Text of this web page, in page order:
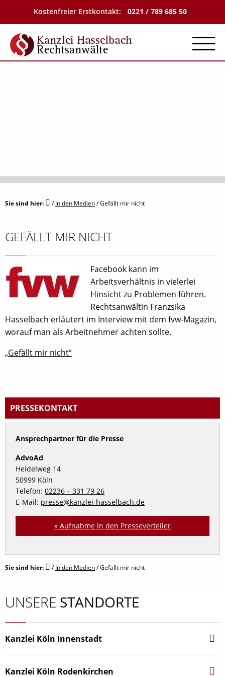
Kostenfreier Erstkontakt: 0221 / 789 685 50
Sie sind hier: /In den Medien/Gefällt mir nicht
GEFÄLLT MIR NICHT
Facebook kann im
Arbeitsverhältnis in vielerlei
Hinsicht zu Problemen führen.
Rechtsanwältin Franzsika
Hasselbach erläutert im Interview mit dem fvw-Magazin,
worauf man als Arbeitnehmer achten sollte.
„Gefällt mir nicht“
PRESSEKONTAKT
Ansprechpartner für die Presse
AdvoAd
Heidelweg 14
50999 Köln
Telefon: 02236 – 331 79 26
E-Mail: presse@kanzlei-hasselbach.de
» Aufnahme in den Presseverteiler
Sie sind hier: /In den Medien/Gefällt mir nicht
UNSERE STANDORTE
Kanzlei Köln Innenstadt
Kanzlei Köln Rodenkirchen